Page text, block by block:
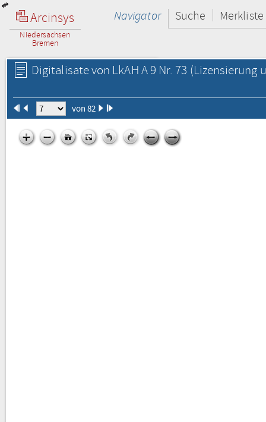
Arcinsys
Niedersachsen
Bremen
Navigator Suche Merkliste
Digitalisate von LkAH A 9 Nr. 73 (Lizensierung
von 82